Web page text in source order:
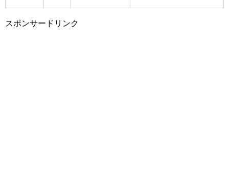
スポンサードリンク